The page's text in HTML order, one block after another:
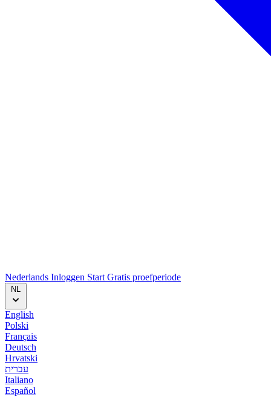
Nederlands Inloggen Start Gratis proefperiode
NL
English
Polski
Français
Deutsch
Hrvatski
עברית
Italiano
Español